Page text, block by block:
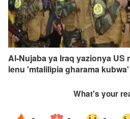
Al-Nujaba ya Iraq yazionya US
lenu 'mtalilipia gharama kubwa'